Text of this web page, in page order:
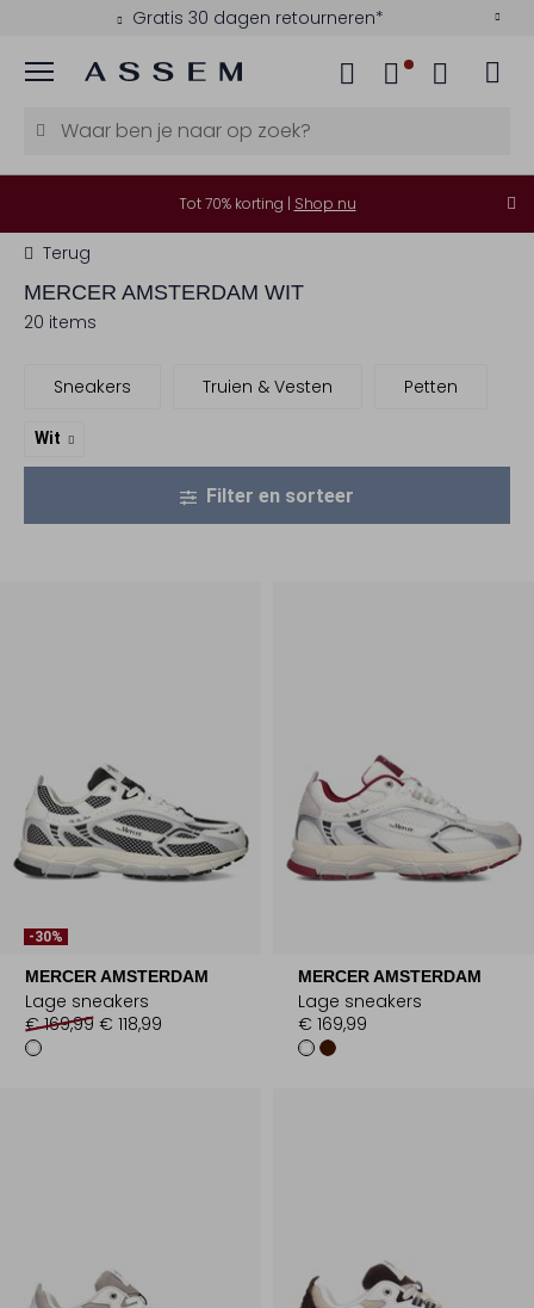
Gratis 30 dagen retourneren*
Menu
Tot 70% korting | Shop nu
Terug
MERCER AMSTERDAM WIT
20 items
Sneakers Truien & Vesten Petten
Wit
Filter en sorteer
-30%
MERCER AMSTERDAM
Lage sneakers
€ 169,99 € 118,99
MERCER AMSTERDAM
Lage sneakers
€ 169,99